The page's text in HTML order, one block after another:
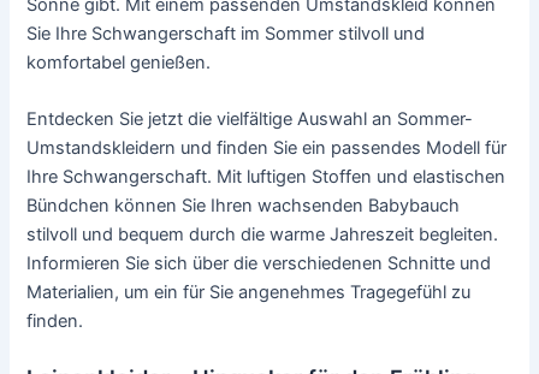
Sonne gibt. Mit einem passenden Umstandskleid können
Sie Ihre Schwangerschaft im Sommer stilvoll und
komfortabel genießen.
Entdecken Sie jetzt die vielfältige Auswahl an Sommer-
Umstandskleidern und finden Sie ein passendes Modell für
Ihre Schwangerschaft. Mit luftigen Stoffen und elastischen
Bündchen können Sie Ihren wachsenden Babybauch
stilvoll und bequem durch die warme Jahreszeit begleiten.
Informieren Sie sich über die verschiedenen Schnitte und
Materialien, um ein für Sie angenehmes Tragegefühl zu
finden.